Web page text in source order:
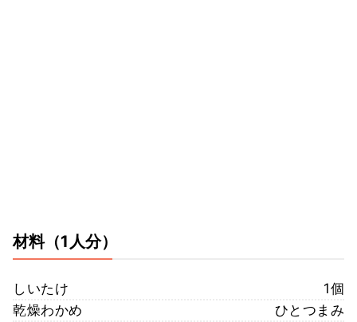
材料（1人分）
しいたけ
1個
乾燥わかめ
ひとつまみ